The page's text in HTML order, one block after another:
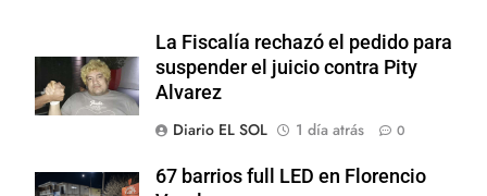
La Fiscalía rechazó el pedido para
suspender el juicio contra Pity
Alvarez
Diario EL SOL
1 día atrás 0
67 barrios full LED en Florencio